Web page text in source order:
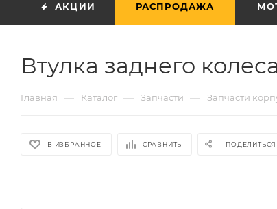
АКЦИИ РАСПРОДАЖА
Втулка заднего
Главная — Каталог — Запчасти — Запчасти
В ИЗБРАННОЕ СРАВНИТЬ ПОДЕЛИТЬСЯ